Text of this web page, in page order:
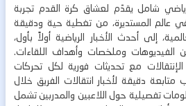
شامل يقدّم لعشاق كرة القدم تجربة
عالم المستديرة، من تغطية حية ودقيقة
إلى أحدث الأخبار الرياضية أولاً بأول،
الفيديوهات وملخصات وأهداف اللقاءات.
مع تحديثات فورية لكل تحركات
متابعة دقيقة لأخبار انتقالات الفريق خلال
تفصيلية حول اللاعبين والمدربين تشمل